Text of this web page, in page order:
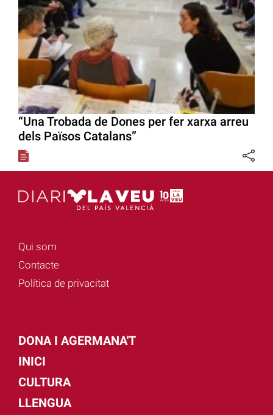
“Una Trobada de Dones per fer xarxa arreu
dels Països Catalans”
Qui som
Contacte
Política de privacitat
DONA I AGERMANA'T
INICI
CULTURA
LLENGUA